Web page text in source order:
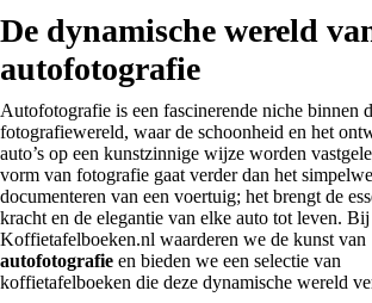
De dynamische wereld
autofotografie
Autofotografie is een fascinerende niche binnen
fotografiewereld, waar de schoonheid en het
auto’s op een kunstzinnige wijze worden
vorm van fotografie gaat verder dan het
documenteren van een voertuig; het brengt de
kracht en de elegantie van elke auto tot leven. Bij
Koffietafelboeken.nl waarderen we de kunst van
autofotografie en bieden we een selectie van
koffietafelboeken die deze dynamische wereld